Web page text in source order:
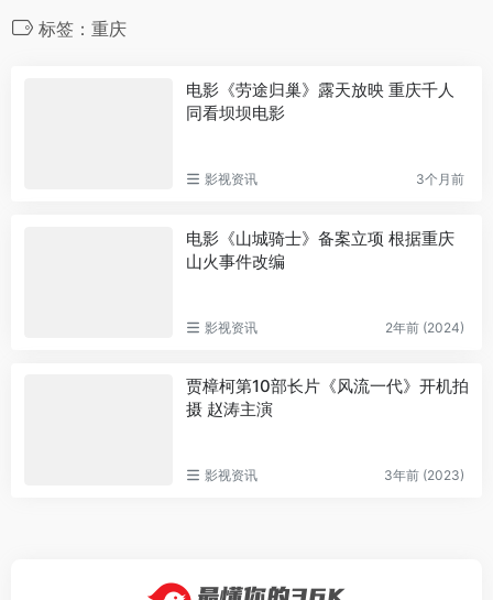
标签：重庆
电影《劳途归巢》露天放映 重庆千人
同看坝坝电影
影视资讯 3个月前
电影《山城骑士》备案立项 根据重庆
山火事件改编
影视资讯 2年前 (2024)
贾樟柯第10部长片《风流一代》开机拍
摄 赵涛主演
影视资讯 3年前 (2023)